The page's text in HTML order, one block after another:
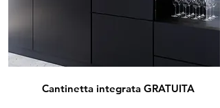
Cantinetta integrata GRATUITA